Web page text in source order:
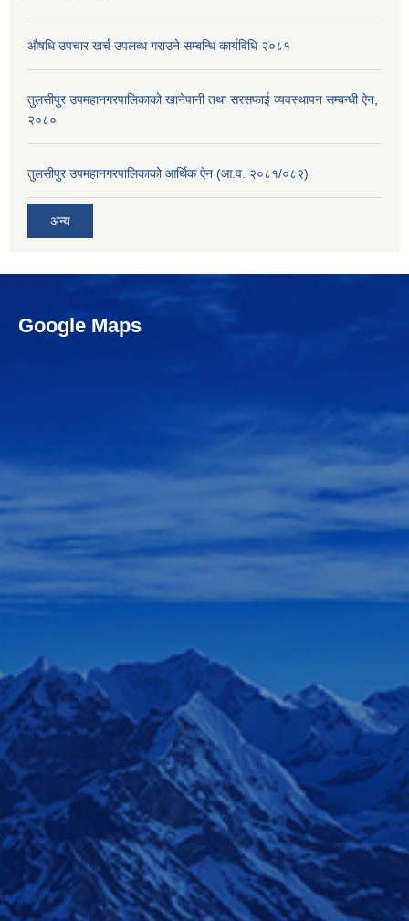
औषधि उपचार खर्च उपलव्ध गराउने सम्बन्धि कार्यविधि २०८१
तुलसीपुर उपमहानगरपालिकाको खानेपानी तथा सरसफाई व्यवस्थापन सम्बन्धी ऐन,
२०८०
तुलसीपुर उपमहानगरपालिकाको आर्थिक ऐन (आ.व. २०८१/०८२)
अन्य
Google Maps